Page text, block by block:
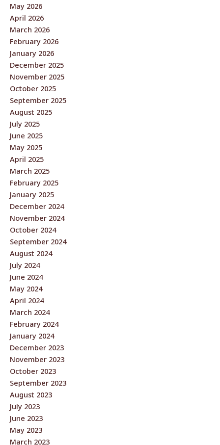
May 2026
April 2026
March 2026
February 2026
January 2026
December 2025
November 2025
October 2025
September 2025
August 2025
July 2025
June 2025
May 2025
April 2025
March 2025
February 2025
January 2025
December 2024
November 2024
October 2024
September 2024
August 2024
July 2024
June 2024
May 2024
April 2024
March 2024
February 2024
January 2024
December 2023
November 2023
October 2023
September 2023
August 2023
July 2023
June 2023
May 2023
March 2023